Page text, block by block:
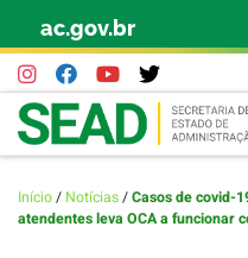
Skip to content
ac.gov.br
Início/ Notícias/Casos de covid-
atendentes leva OCA a funcionar